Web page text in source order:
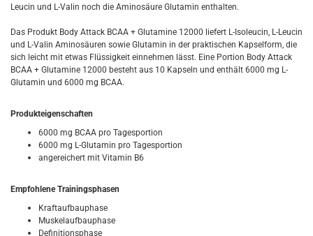
Leucin und L-Valin noch die Aminosäure Glutamin enthalten.
Das Produkt Body Attack BCAA + Glutamine 12000 liefert L-Isoleucin, L-Leucin
und L-Valin Aminosäuren sowie Glutamin in der praktischen Kapselform, die
sich leicht mit etwas Flüssigkeit einnehmen lässt. Eine Portion Body Attack
BCAA + Glutamine 12000 besteht aus 10 Kapseln und enthält 6000 mg L-
Glutamin und 6000 mg BCAA.
Produkteigenschaften
6000 mg BCAA pro Tagesportion
6000 mg L-Glutamin pro Tagesportion
angereichert mit Vitamin B6
Empfohlene Trainingsphasen
Kraftaufbauphase
Muskelaufbauphase
Definitionsphase